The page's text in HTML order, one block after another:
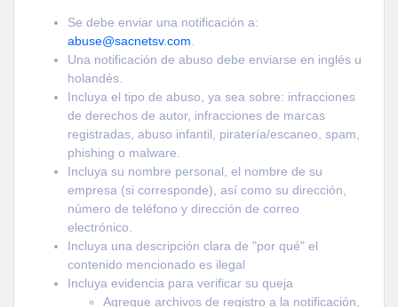
Se debe enviar una notificación a:
abuse@sacnetsv.com
Una notificación de abuso debe enviarse en inglés u
holandés.
Incluya el tipo de abuso, ya sea sobre: ​​infracciones
de derechos de autor, infracciones de marcas
registradas, abuso infantil, piratería/escaneo, spam,
phishing o malware.
Incluya su nombre personal, el nombre de su
empresa (si corresponde), así como su dirección,
número de teléfono y dirección de correo
electrónico.
Incluya una descripción clara de "por qué" el
contenido mencionado es ilegal
Incluya evidencia para verificar su queja
Agregue archivos de registro a la notificación,